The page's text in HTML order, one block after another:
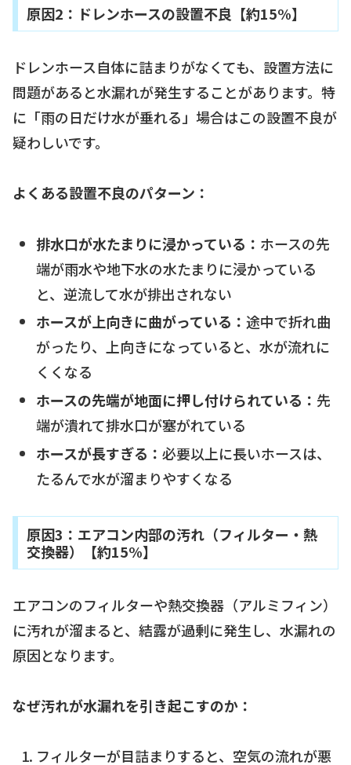
原因2：ドレンホースの設置不良【約15%】
ドレンホース自体に詰まりがなくても、設置方法に
問題があると水漏れが発生することがあります。特
に「雨の日だけ水が垂れる」場合はこの設置不良が
疑わしいです。
よくある設置不良のパターン：
排水口が水たまりに浸かっている： ホースの先
端が雨水や地下水の水たまりに浸かっている
と、逆流して水が排出されない
ホースが上向きに曲がっている： 途中で折れ曲
がったり、上向きになっていると、水が流れに
くくなる
ホースの先端が地面に押し付けられている： 先
端が潰れて排水口が塞がれている
ホースが長すぎる： 必要以上に長いホースは、
たるんで水が溜まりやすくなる
原因3：エアコン内部の汚れ（フィルター・熱
交換器）【約15%】
エアコンのフィルターや熱交換器（アルミフィン）
に汚れが溜まると、結露が過剰に発生し、水漏れの
原因となります。
なぜ汚れが水漏れを引き起こすのか：
フィルターが目詰まりすると、空気の流れが悪